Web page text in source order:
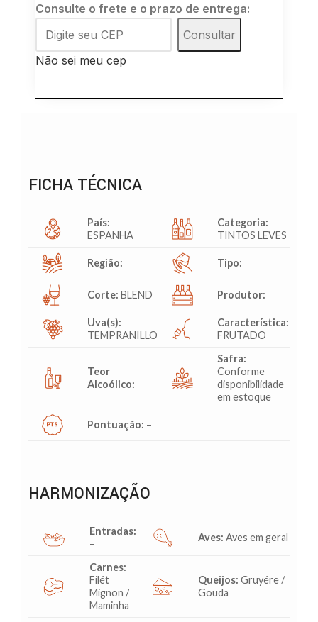
Consulte o frete e o prazo de entrega:
Consultar
Não sei meu cep
FICHA TÉCNICA
País:
ESPANHA
Categoria:
TINTOS LEVES
Região: Tipo:
Corte: BLEND Produtor:
Uva(s):
TEMPRANILLO
Característica:
FRUTADO
Teor
Alcoólico:
Safra:
Conforme
disponibilidade
em estoque
Pontuação: –
HARMONIZAÇÃO
Entradas:
–
Aves: Aves em geral
Carnes:
Filét
Mignon /
Maminha
Queijos: Gruyére /
Gouda